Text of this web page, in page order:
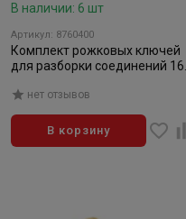
В наличии: 6 шт
Артикул: 8760400
Комплект рожковых ключей
для разборки соединений 16–
нет отзывов
В корзину